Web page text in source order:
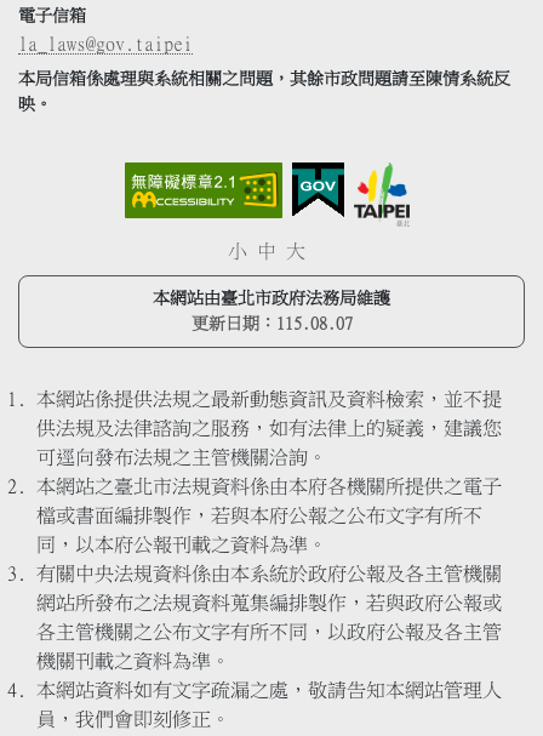
電子信箱
la_laws@gov.taipei
本局信箱係處理與系統相關之問題，其餘市政問題請至陳情系統反
映。
小 中 大
本網站由臺北市政府法務局維護
更新日期： 115.08.07
本網站係提供法規之最新動態資訊及資料檢索，並不提
供法規及法律諮詢之服務，如有法律上的疑義，建議您
可逕向發布法規之主管機關洽詢。
本網站之臺北市法規資料係由本府各機關所提供之電子
檔或書面編排製作，若與本府公報之公布文字有所不
同，以本府公報刊載之資料為準。
有關中央法規資料係由本系統於政府公報及各主管機關
網站所發布之法規資料蒐集編排製作，若與政府公報或
各主管機關之公布文字有所不同，以政府公報及各主管
機關刊載之資料為準。
本網站資料如有文字疏漏之處，敬請告知本網站管理人
員，我們會即刻修正。